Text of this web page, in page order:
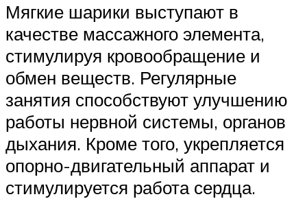
Мягкие шарики выступают в
качестве массажного элемента,
стимулируя кровообращение и
обмен веществ. Регулярные
занятия способствуют улучшению
работы нервной системы, органов
дыхания. Кроме того, укрепляется
опорно-двигательный аппарат и
стимулируется работа сердца.